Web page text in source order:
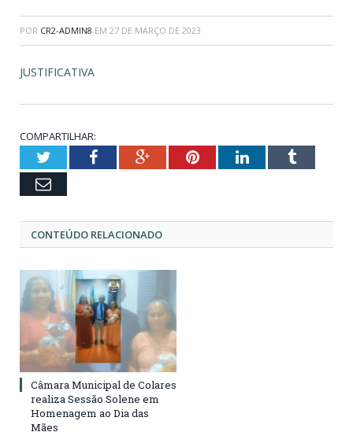
POR CR2-ADMIN8 EM 27 DE MARÇO DE 2023
JUSTIFICATIVA
COMPARTILHAR:
TwitterFacebookGoogle+PinterestLinkedInTumblr
Email
CONTEÚDO RELACIONADO
Câmara Municipal de Colares
realiza Sessão Solene em
Homenagem ao Dia das
Mães